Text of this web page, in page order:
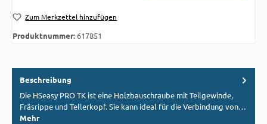
Zum Merkzettel hinzufügen
Produktnummer:617851
Beschreibung
Die HSeasy PRO TK ist eine Holzbauschraube mit Teilgewinde,
Fräsrippe und Tellerkopf. Sie kann ideal für die Verbindung von…
Mehr